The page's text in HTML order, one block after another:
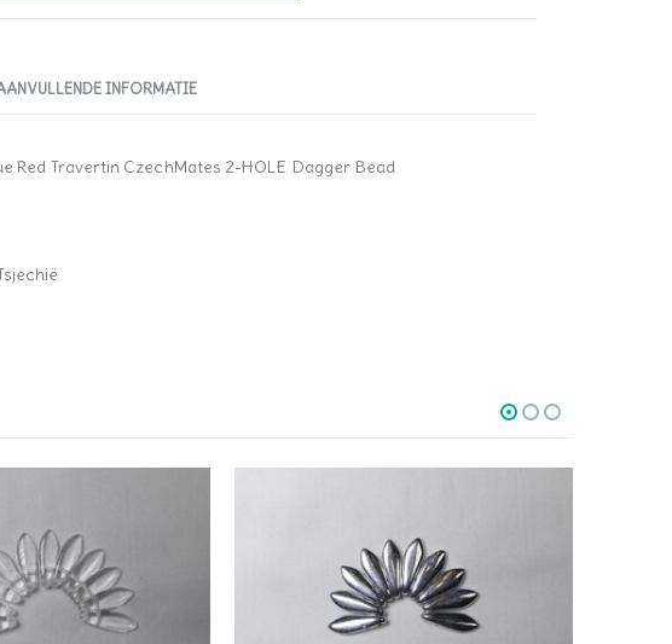
INFORMATIE
Red Travertin CzechMates 2-HOLE Dagger Bead